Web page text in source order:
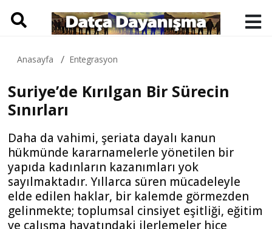
Anasayfa Entegrasyon
Suriye’de Kırılgan Bir Sürecin
Sınırları
Daha da vahimi, şeriata dayalı kanun
hükmünde kararnamelerle yönetilen bir
yapıda kadınların kazanımları yok
sayılmaktadır. Yıllarca süren mücadeleyle
elde edilen haklar, bir kalemde görmezden
gelinmekte; toplumsal cinsiyet eşitliği, eğitim
ve çalışma hayatındaki ilerlemeler hiçe